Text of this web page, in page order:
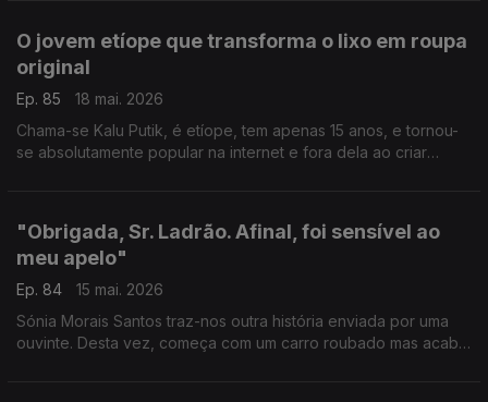
O jovem etíope que transforma o lixo em roupa
original
Ep. 85
18 mai. 2026
Chama-se Kalu Putik, é etíope, tem apenas 15 anos, e tornou-
se absolutamente popular na internet e fora dela ao criar
"Obrigada, Sr. Ladrão. Afinal, foi sensível ao
meu apelo"
Ep. 84
15 mai. 2026
Sónia Morais Santos traz-nos outra história enviada por uma
ouvinte. Desta vez, começa com um carro roubado mas acaba